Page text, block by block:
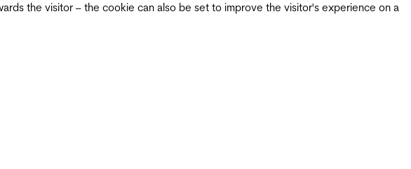
the visitor – the cookie can also be set to improve the visitor's experience on a